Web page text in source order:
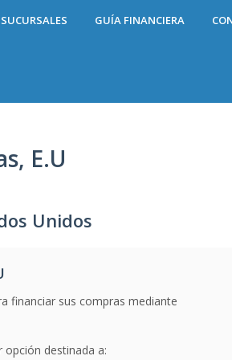
SUCURSALES GUÍA FINANCIERA
E.U
Unidos
financiar sus compras mediante
opción destinada a: